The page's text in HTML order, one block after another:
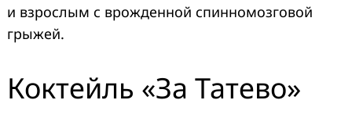
и взрослым с врожденной спинномозговой
грыжей.
Коктейль «За Татево»